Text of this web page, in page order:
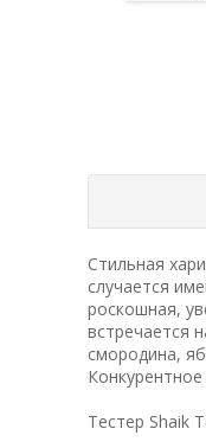
Стильная
случается
роскошная,
встречается
смородина,
Тестер Shaik